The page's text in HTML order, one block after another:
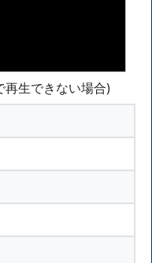
再生できない場合)